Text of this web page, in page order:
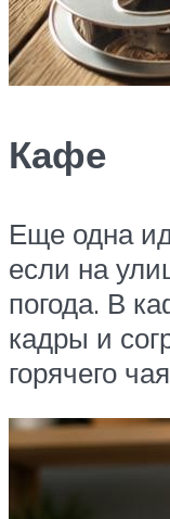
Кафе
Еще одна
если на
погода. В
кадры и
горячего